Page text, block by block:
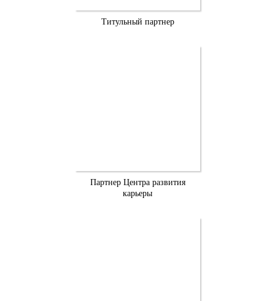
Титульный партнер
Партнер Центра развития
карьеры